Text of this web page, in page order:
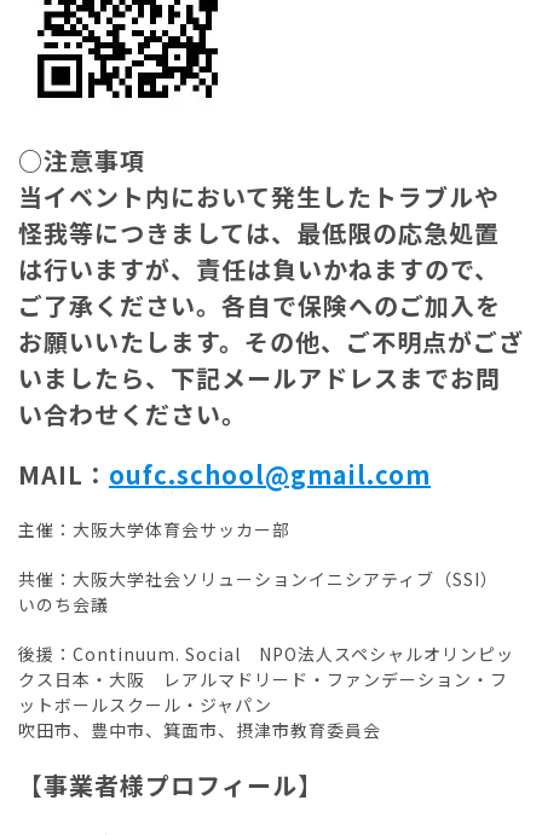
○注意事項
当イベント内において発生したトラブルや
怪我等につきましては、最低限の応急処置
は行いますが、責任は負いかねますので、
ご了承ください。各自で保険へのご加入を
お願いいたします。その他、ご不明点がござ
いましたら、下記メールアドレスまでお問
い合わせください。
MAIL： oufc.school@gmail.com
主催：大阪大学体育会サッカー部
共催：大阪大学社会ソリューションイニシアティブ（SSI）
いのち会議
後援：Continuum. Social NPO法人スペシャルオリンピッ
クス日本・大阪 レアルマドリード・ファンデーション・フ
ットボールスクール・ジャパン
吹田市、豊中市、箕面市、摂津市教育委員会
【事業者様プロフィール】